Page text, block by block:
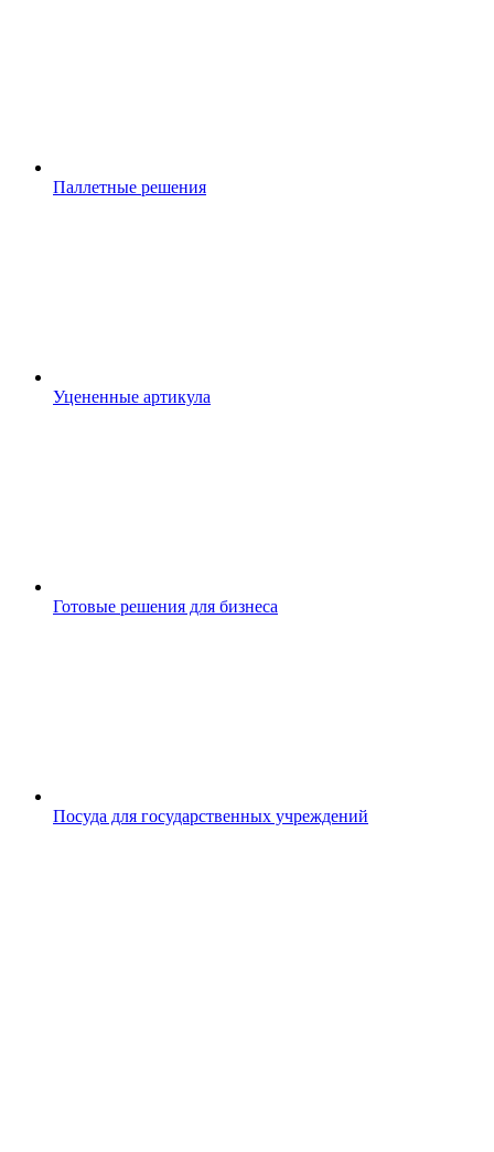
Паллетные решения
Уцененные артикула
Готовые решения для бизнеса
Посуда для государственных учреждений